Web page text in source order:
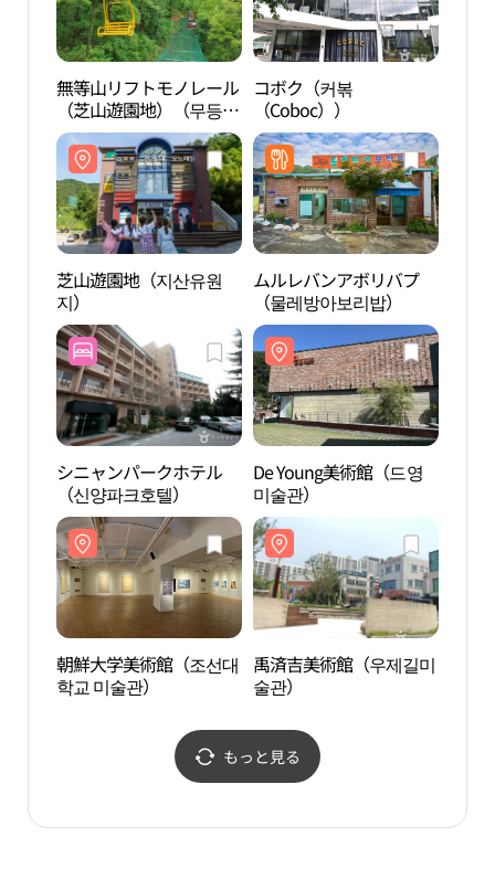
無等山リフトモノレール
（芝山遊園地）（무등산
리프트모노레일（지산유
원지））
コボク（커볶
（Coboc））
芝山遊園地（지산유원
지）
ムルレバンアボリバプ
（물레방아보리밥）
シニャンパークホテル
（신양파크호텔）
De Young美術館（드영
미술관）
朝鮮大学美術館（조선대
학교 미술관）
禹済吉美術館（우제길미
술관）
もっと見る